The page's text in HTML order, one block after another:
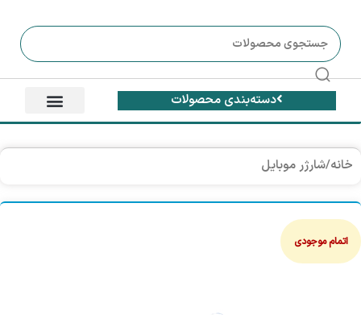
دسته‌بندی محصولات
خانه/شارژر موبایل
اتمام موجودی